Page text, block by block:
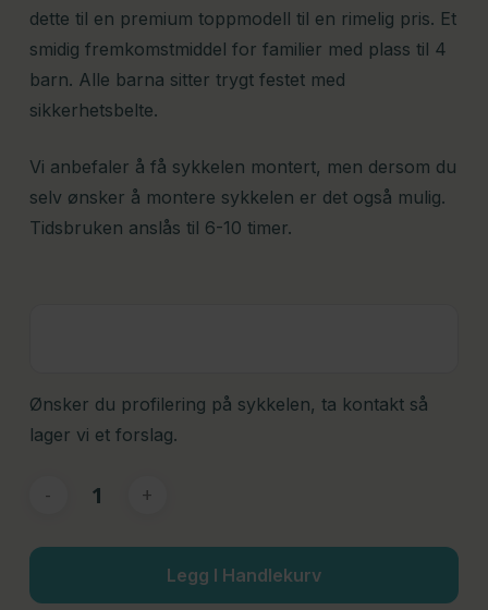
dette til en premium toppmodell til en rimelig pris. Et
smidig fremkomstmiddel for familier med plass til 4
barn. Alle barna sitter trygt festet med
sikkerhetsbelte.
Vi anbefaler å få sykkelen montert, men dersom du
selv ønsker å montere sykkelen er det også mulig.
Tidsbruken anslås til 6-10 timer.
Ønsker du profilering på sykkelen, ta kontakt så
lager vi et forslag.
Legg I Handlekurv